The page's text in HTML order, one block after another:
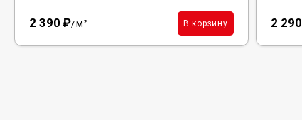
2 390 ₽/м² В корзину 2 290